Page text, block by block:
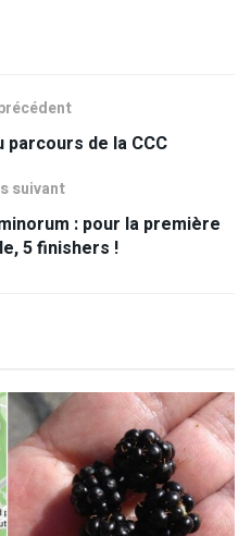
parcours de la CCC
suivant
: pour la première
5 finishers !